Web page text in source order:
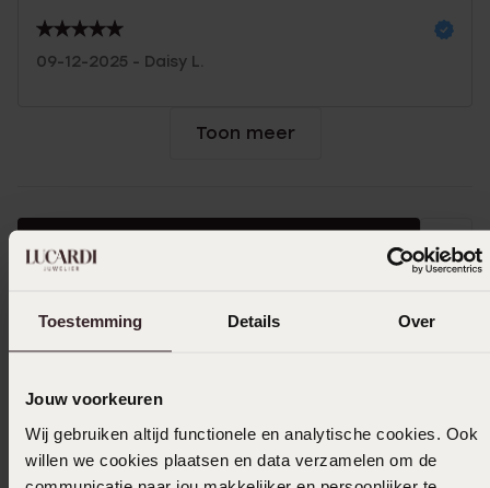
Toestemming Details Over
Jouw voorkeuren
Wij gebruiken altijd functionele en analytische cookies. Ook
willen we cookies plaatsen en data verzamelen om de
09-12-2025 - Daisy L.
Toon meer
Ook leuk voor jou